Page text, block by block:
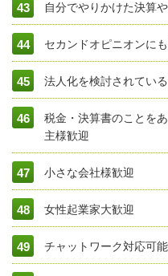
自分でやりかけた決算
セカンドオピニオンに
法人化を検討されてい
税金・決算書のことを
主様歓迎
小さな会社様歓迎
女性起業家大歓迎
チャットワーク対応可能